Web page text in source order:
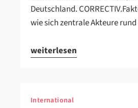
Deutschland.
wie sich zentrale Akteure
weiterlesen
International